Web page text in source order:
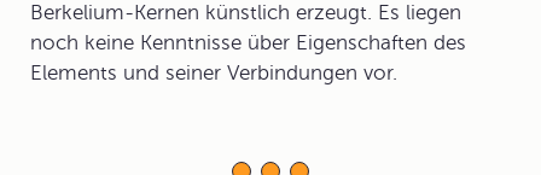
Berkelium-Kernen künstlich erzeugt. Es liegen
noch keine Kenntnisse über Eigenschaften des
Elements und seiner Verbindungen vor.